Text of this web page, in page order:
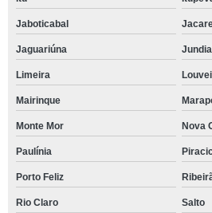
Jaboticabal
Jaguariúna
Limeira
Mairinque
Monte Mor Nova
Paulínia
Porto Feliz
Rio Claro Salto